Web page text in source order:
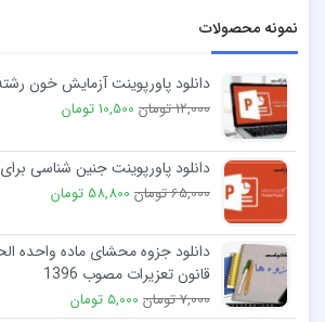
نمونه محصولات
دانلود پاورپوینت آزمایش خون
12,000 تومان 10,500 تومان
دانلود پاورپوینت جنین شناسی
65,000 تومان 58,800 تومان
قانون تعزیرات مصوب 1396
7,000 تومان 5,000 تومان